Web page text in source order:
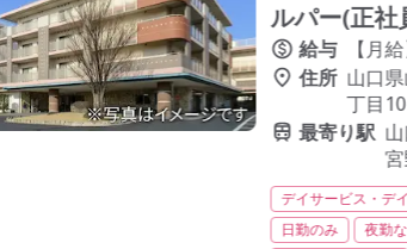
ルパー(正社
給与
【月
住所 山口
丁目
最寄り駅
デイサービス・デ
日勤のみ
夜勤